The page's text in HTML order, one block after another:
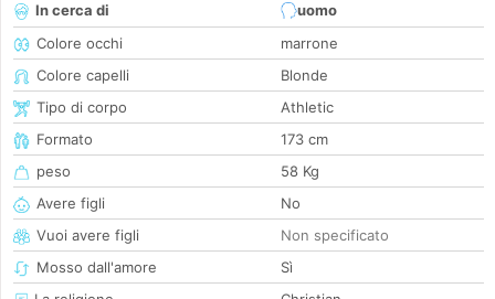
In cerca di
uomo
Colore occhi
marrone
Colore capelli
Blonde
Tipo di corpo
Athletic
Formato
173 cm
peso
58 Kg
Avere figli
No
Vuoi avere figli
Non specificato
Mosso dall'amore
Sì